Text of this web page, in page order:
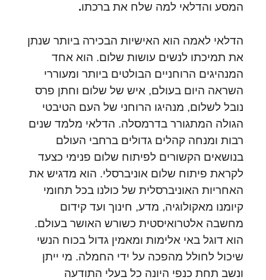
המסע והדלאי למה שלח את ברכתו.
הדלאי לאמה הוא האישיות הבכירה ביותר שנתן
את תמיכתו לנשים עושות שלום. הוא אחד
המנהיגים הרוחניים הבולטים ביותר ומעוררי
השראה היום בעולם, איש של שלום וחתן פרס
נובל לשלום, מנהיגו הרוחני של העם הטיבטי
הגולה המתגורר בדרמסלה. הדלאי מלמד שנים
רבות ומנחה קהלים גדולים ברחבי העולם
בנושאים הקשורים לפיתוח שלום פנימי כצעד
לקראת פיתוח שלום אוניברסלי. הוא מדגיש את
האחריות האוניברסלית של כולנו בכל תחומי
קיומנו מאקולוגיה, מדע, חינוך ועד קידום
מחשבה אלטרואיסטית כשורש האושר בעולם.
הוא דוגל באי אלימות ומאמין גדול בכוח הנשי
שיכול לחולל מהפכה על ידי החמלה. מי ייתן
ונשב תחת כנפי היונה כל בעלי התודעה